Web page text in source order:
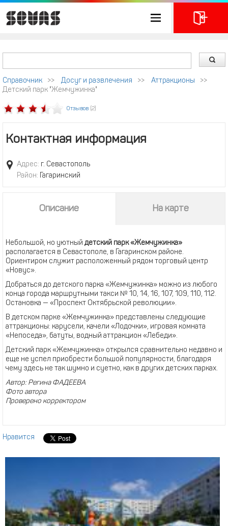
Справочник >> Досуг и развлечения >> Аттракционы
>>
Детский парк "Жемчужинка"
Отзывов (2)
Контактная информация
Адрес: г. Севастополь
Район: Гагаринский
Описание На карте
Небольшой, но уютный детский парк «Жемчужинка»
располагается в Севастополе, в Гагаринском районе.
Ориентиром служит расположенный рядом торговый центр
«Новус».
Добраться до детского парка «Жемчужинка» можно из любого
конца города маршрутными такси № 10, 14, 16, 107, 109, 110, 112.
Остановка — «Проспект Октябрьской революции».
В детском парке «Жемчужинка» представлены следующие
аттракционы: карусели, качели «Лодочки», игровая комната
«Непоседа», батуты, водный аттракцион «Лебеди».
Детский парк «Жемчужинка» открылся сравнительно недавно и
еще не успел приобрести большой популярности, благодаря
чему здесь не так шумно и суетно, как в других детских парках.
Автор: Регина ФАДЕЕВА
Фото автора
Проверено корректором
Нравится